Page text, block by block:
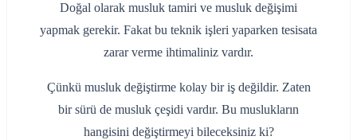
Doğal olarak musluk tamiri ve musluk değişimi
yapmak gerekir. Fakat bu teknik işleri yaparken tesisata
zarar verme ihtimaliniz vardır.
Çünkü musluk değiştirme kolay bir iş değildir. Zaten
bir sürü de musluk çeşidi vardır. Bu muslukların
hangisini değiştirmeyi bileceksiniz ki?